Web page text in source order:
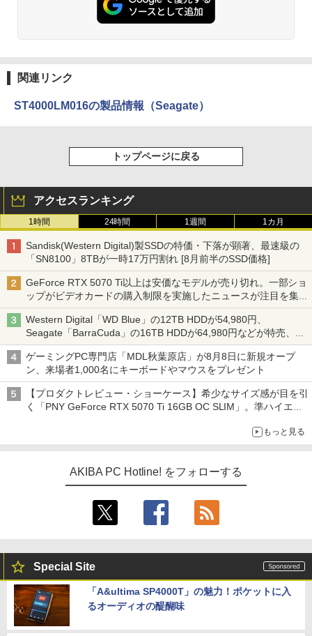
関連リンク
ST4000LM016の製品情報（Seagate）
トップページに戻る
アクセスランキング
1時間 24時間 1週間 1カ月
Sandisk(Western Digital)製SSDの特価・下落が顕著、最速級の
「SN8100」8TBが一時17万円割れ [8月前半のSSD価格]
GeForce RTX 5070 Ti以上は安価なモデルが売り切れ。一部ショ
ップがビデオカードの購入制限を実施したニュースが注目を集め
る AKIBA PC Hotline! 先週のアクセスランキング 26年7月27日～
26年8月3日
Western Digital「WD Blue」の12TB HDDが54,980円、
Seagate「BarraCuda」の16TB HDDが64,980円などが特売、
NAS・ビジネス向けは上昇傾向 [8月前半のHDD価格]
ゲーミングPC専門店「MDL秋葉原店」が8月8日に新規オープ
ン、来場者1,000名にキーボードやマウスをプレゼント
【プロダクトレビュー・ショーケース】希少なサイズ感が目を引
く「PNY GeForce RTX 5070 Ti 16GB OC SLIM」。準ハイエン
もっと見る
AKIBA PC Hotline! をフォローする
Special Site
「A&ultima SP4000T」の魅力！ポケットに入
るオーディオの醍醐味